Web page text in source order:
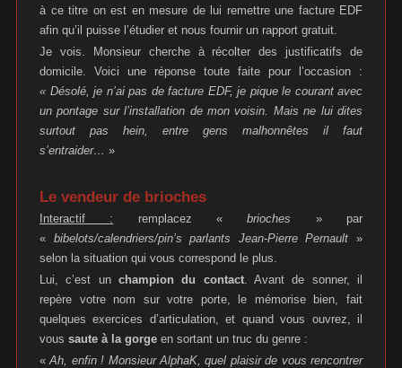
à ce titre on est en mesure de lui remettre une facture EDF
afin qu’il puisse l’étudier et nous fournir un rapport gratuit.
Je vois. Monsieur cherche à récolter des justificatifs de
domicile. Voici une réponse toute faite pour l’occasion :
« Désolé, je n’ai pas de facture EDF, je pique le courant avec
un pontage sur l’installation de mon voisin. Mais ne lui dites
surtout pas hein, entre gens malhonnêtes il faut
s’entraider… »
Le vendeur de brioches
Interactif : remplacez «brioches » par
« bibelots/calendriers/pin’s parlants Jean-Pierre Pernault »
selon la situation qui vous correspond le plus.
Lui, c’est un champion du contact. Avant de sonner, il
repère votre nom sur votre porte, le mémorise bien, fait
quelques exercices d’articulation, et quand vous ouvrez, il
vous saute à la gorge en sortant un truc du genre :
«Ah, enfin ! Monsieur AlphaK, quel plaisir de vous rencontrer